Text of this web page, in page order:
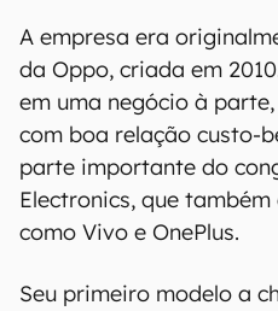
A empresa era
da Oppo, criada em
em uma negócio à
com boa relação custo-
parte importante do
Electronics, que
como Vivo e OnePlus.
Seu primeiro modelo a